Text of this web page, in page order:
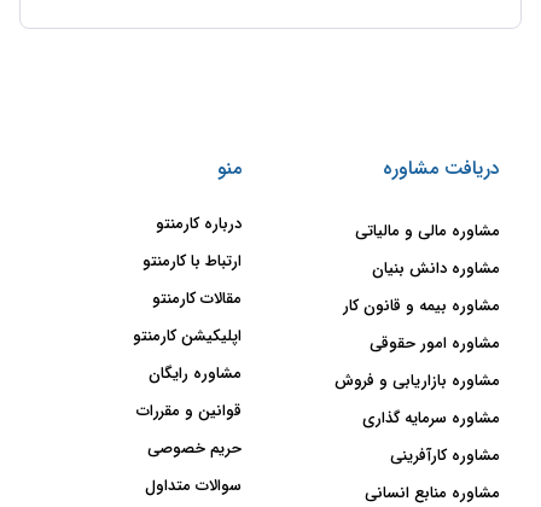
دریافت مشاوره
مشاوره مالی و مالیاتی
مشاوره دانش بنیان
مشاوره بیمه و قانون کار
مشاوره امور حقوقی
مشاوره بازاریابی و فروش
مشاوره سرمایه گذاری
مشاوره کارآفرینی
مشاوره منابع انسانی
منو
درباره کارمنتو
ارتباط با کارمنتو
مقالات کارمنتو
اپلیکیشن کارمنتو
مشاوره رایگان
قوانین و مقررات
حریم خصوصی
سوالات متداول